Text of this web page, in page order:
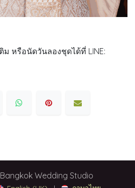
หรือนัดวันลองชุดได้ที่ LINE:
Wedding Studio